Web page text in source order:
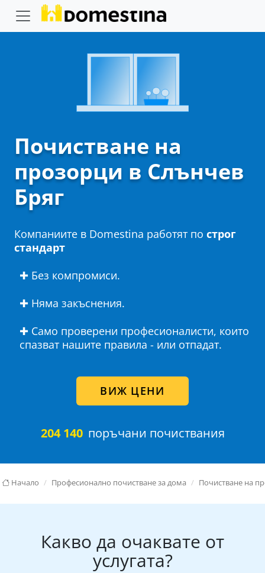
Почистване на
прозорци в Слънчев
Бряг
Компаниите в Domestina работят по строг
стандарт
✚ Без компромиси.
✚ Няма закъснения.
✚ Само проверени професионалисти, които
спазват нашите правила - или отпадат.
ВИЖ ЦЕНИ
204 140 поръчани почиствания
Начало Професионално почистване за дома Почистване на
Какво да очаквате от
услугата?